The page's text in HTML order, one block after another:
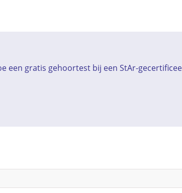
een gratis gehoortest bij een StAr-